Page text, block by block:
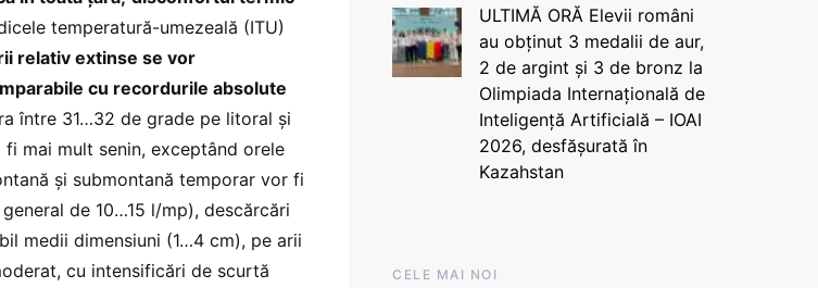
temperatură-umezeală (ITU)
relativ extinse se vor
cu recordurile absolute
între 31…32 de grade pe litoral și
mai mult senin, exceptând orele
și submontană temporar vor fi
de 10…15 l/mp), descărcări
medii dimensiuni (1…4 cm), pe arii
cu intensificări de scurtă
ULTIMĂ ORĂ Elevii români
au obținut 3 medalii de aur,
2 de argint și 3 de bronz la
Olimpiada Internațională de
Inteligență Artificială – IOAI
2026, desfășurată în
Kazahstan
CELE MAI NOI